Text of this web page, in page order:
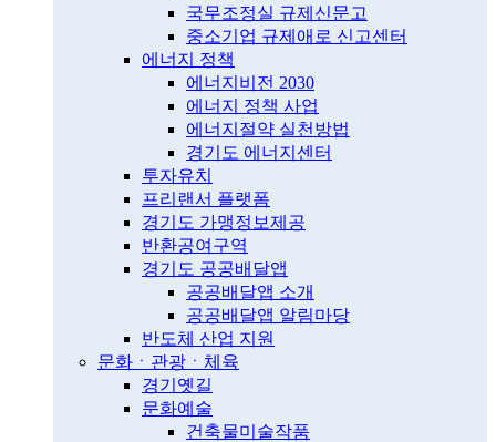
국무조정실 규제신문고
중소기업 규제애로 신고센터
에너지 정책
에너지비전 2030
에너지 정책 사업
에너지절약 실천방법
경기도 에너지센터
투자유치
프리랜서 플랫폼
경기도 가맹정보제공
반환공여구역
경기도 공공배달앱
공공배달앱 소개
공공배달앱 알림마당
반도체 산업 지원
문화ㆍ관광ㆍ체육
경기옛길
문화예술
건축물미술작품